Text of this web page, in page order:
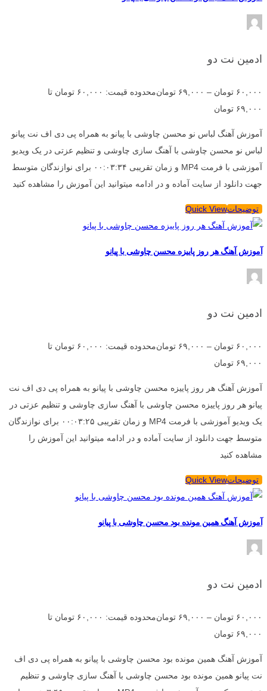
ادمین نت دو
۶۰,۰۰۰ تومان – ۶۹,۰۰۰ تومان
محدوده قیمت: ۶۰,۰۰۰ تومان تا
۶۹,۰۰۰ تومان
آموزش آهنگ لباس نو محسن چاوشی با پیانو به همراه پی دی اف نت پیانو
لباس نو محسن چاوشی با آهنگ سازی چاوشی و تنظیم عزتی در یک ویدیو
آموزشی با فرمت MP4 و زمان تقریبی ۰۰:۰۳:۳۴ برای نوازندگان متوسط
جهت دانلود از سایت آماده و در ادامه میتوانید این آموزش را مشاهده کنید
توضیحاتQuick View
آموزش آهنگ هر روز پاییزه محسن چاوشی با پیانو
ادمین نت دو
۶۰,۰۰۰ تومان – ۶۹,۰۰۰ تومان
محدوده قیمت: ۶۰,۰۰۰ تومان تا
۶۹,۰۰۰ تومان
آموزش آهنگ هر روز پاییزه محسن چاوشی با پیانو به همراه پی دی اف نت
پیانو هر روز پاییزه محسن چاوشی با آهنگ سازی چاوشی و تنظیم عزتی در
یک ویدیو آموزشی با فرمت MP4 و زمان تقریبی ۰۰:۰۳:۲۵ برای نوازندگان
متوسط جهت دانلود از سایت آماده و در ادامه میتوانید این آموزش را
مشاهده کنید
توضیحاتQuick View
آموزش آهنگ همین مونده بود محسن چاوشی با پیانو
ادمین نت دو
۶۰,۰۰۰ تومان – ۶۹,۰۰۰ تومان
محدوده قیمت: ۶۰,۰۰۰ تومان تا
۶۹,۰۰۰ تومان
آموزش آهنگ همین مونده بود محسن چاوشی با پیانو به همراه پی دی اف
نت پیانو همین مونده بود محسن چاوشی با آهنگ سازی چاوشی و تنظیم